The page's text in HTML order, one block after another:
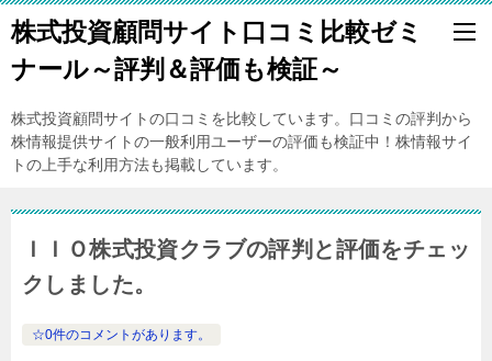
株式投資顧問サイト口コミ比較ゼミ
ナール～評判＆評価も検証～
株式投資顧問サイトの口コミを比較しています。口コミの評判から
株情報提供サイトの一般利用ユーザーの評価も検証中！株情報サイ
トの上手な利用方法も掲載しています。
ＩＩＯ株式投資クラブの評判と評価をチェッ
クしました。
☆0件のコメントがあります。